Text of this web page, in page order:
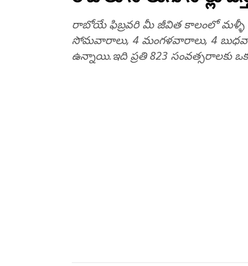
రాబోయే ఫిబ్రవరి మీ జీవిత కాలంలో మళ్ళీ
సోమవారాలు, 4 మంగళవారాలు, 4
ఉన్నాయి.ఇది ప్రతి 823 సంవత్సరాలకు